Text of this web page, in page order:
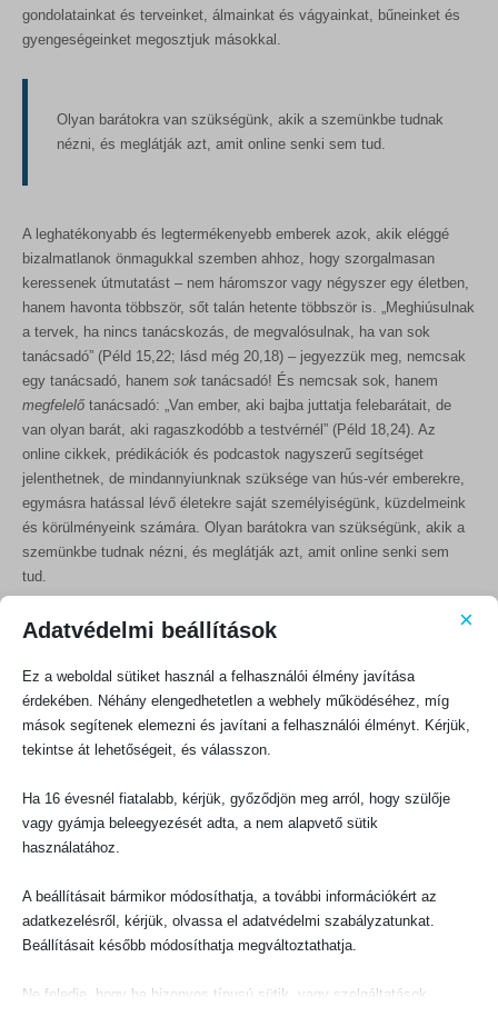
gondolatainkat és terveinket, álmainkat és vágyainkat, bűneinket és
gyengeségeinket megosztjuk másokkal.
Olyan barátokra van szükségünk, akik a szemünkbe tudnak
nézni, és meglátják azt, amit online senki sem tud.
A leghatékonyabb és legtermékenyebb emberek azok, akik eléggé
bizalmatlanok önmagukkal szemben ahhoz, hogy szorgalmasan
keressenek útmutatást – nem háromszor vagy négyszer egy életben,
hanem havonta többször, sőt talán hetente többször is. „Meghiúsulnak
a tervek, ha nincs tanácskozás, de megvalósulnak, ha van sok
tanácsadó” (Péld 15,22; lásd még 20,18) – jegyezzük meg, nemcsak
egy tanácsadó, hanem sok tanácsadó! És nemcsak sok, hanem
megfelelő tanácsadó: „Van ember, aki bajba juttatja felebarátait, de
van olyan barát, aki ragaszkodóbb a testvérnél” (Péld 18,24). Az
online cikkek, prédikációk és podcastok nagyszerű segítséget
jelenthetnek, de mindannyiunknak szüksége van hús-vér emberekre,
egymásra hatással lévő életekre saját személyiségünk, küzdelmeink
és körülményeink számára. Olyan barátokra van szükségünk, akik a
szemünkbe tudnak nézni, és meglátják azt, amit online senki sem
tud.
megkérdőjelezze a terveidet és döntéseidet? Mikor volt a legutóbbi
emlékszel rá, akkor lehet, hogy elszigeteltebben élsz, mint gondolnád,
legalábbis ami az igazán fontos dolgokat illeti.
Az összetartozás sebei
Az egyik módja a Sátánnak, hogy elszigeteljen bennünket egymástól,
hogy meggyőz arról: a tanács és a korrekció, ami szükséges
számukra, terhes, nem pedig életadó. A Szentírás és a tapasztalat
„Jobb a nyílt feddés a titkolt szeretetnél. Jó szándékúak a
baráttól kapott sebek, de csalárd a gyűlölködő csókja. Az, aki
a keserű is édes. Mint a madár, amely elhagyja fészkét, olyan az
Adatvédelmi beállítások ×
Ez a weboldal sütiket használ a felhasználói élmény javítása
érdekében. Néhány elengedhetetlen a webhely működéséhez, míg
mások segítenek elemezni és javítani a felhasználói élményt. Kérjük,
tekintse át lehetőségeit, és válasszon.
Ha 16 évesnél fiatalabb, kérjük, győződjön meg arról, hogy szülője
vagy gyámja beleegyezését adta, a nem alapvető sütik
használatához.
A beállításait bármikor módosíthatja, a további információkért az
adatkezelésről, kérjük, olvassa el adatvédelmi szabályzatunkat.
Beállításait később módosíthatja megváltoztathatja.
Ne feledje, hogy ha bizonyos típusú sütik, vagy szolgáltatások